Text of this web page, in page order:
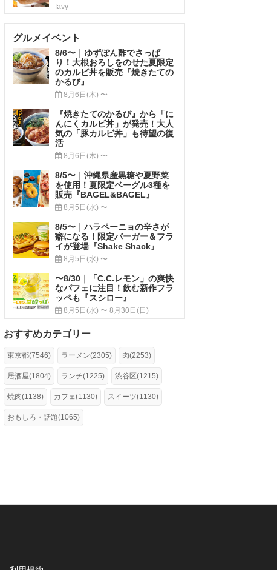
favy
グルメイベント
8/6〜｜ゆずぽん酢でさっぱ
り！大根おろしをのせた夏限定
のカルビ丼を販売『焼きたての
かるび』
8月6日(木) 〜
『焼きたてのかるび』から「に
んにくカルビ丼」が発売！大人
気の「豚カルビ丼」も待望の復
活
8月6日(木) 〜
8/5〜｜沖縄県産黒糖や夏野菜
を使用！夏限定ベーグル3種を
販売『BAGEL&BAGEL』
8月5日(水) 〜
8/5〜｜ハラペーニョの辛さが
癖になる！限定バーガー＆フラ
イが登場『Shake Shack』
8月5日(水) 〜
〜8/30｜「C.C.レモン」の爽快
なパフェに注目！飲む新作フラ
ッペも『スシロー』
8月5日(水) 〜 8月30日(日)
おすすめカテゴリー
東京都(7546) ラーメン(2305) 肉(2253)
居酒屋(1804) ランチ(1225) 渋谷区(1215)
焼肉(1138) カフェ(1130) スイーツ(1130)
おもしろ・話題(1065)